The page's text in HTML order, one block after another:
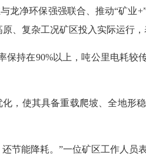
净环保强强联合、推动“矿业
、复杂工况矿区投入实际运行，
持在90%以上，吨公里电耗较
使其具备重载爬坡、全地形
能降耗。”一位矿区工作人员表